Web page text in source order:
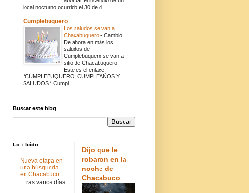
local nocturno ocurrido el 30 de d...
Cumplebuquero
Los saludos se van a
Chacabuquero - Cambio.
De ahora en más los
saludos de
Cumplebuquero se van al
sitio de Chacabuquero.
Este es el enlace:
*CUMPLEBUQUERO: CUMPLEAÑOS Y
SALUDOS * Cumpl...
Buscar este blog
Lo + leído
Nueva etapa en
una búsqueda
en Chacabuco
Tras varios días.
Dijo que le
robaron en la
noche de
Chacabuco